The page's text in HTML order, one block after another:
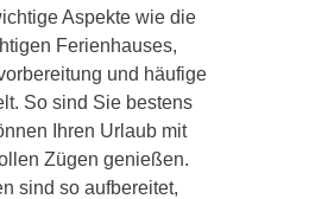
Aspekte wie die
Ferienhauses,
und häufige
So sind Sie bestens
Ihren Urlaub mit
Zügen genießen.
sind so aufbereitet,